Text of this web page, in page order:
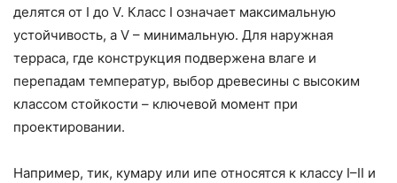
делятся от I до V. Класс I означает максимальную
устойчивость, а V – минимальную. Для наружная
терраса, где конструкция подвержена влаге и
перепадам температур, выбор древесины с высоким
классом стойкости – ключевой момент при
проектировании.
Например, тик, кумару или ипе относятся к классу I–II и